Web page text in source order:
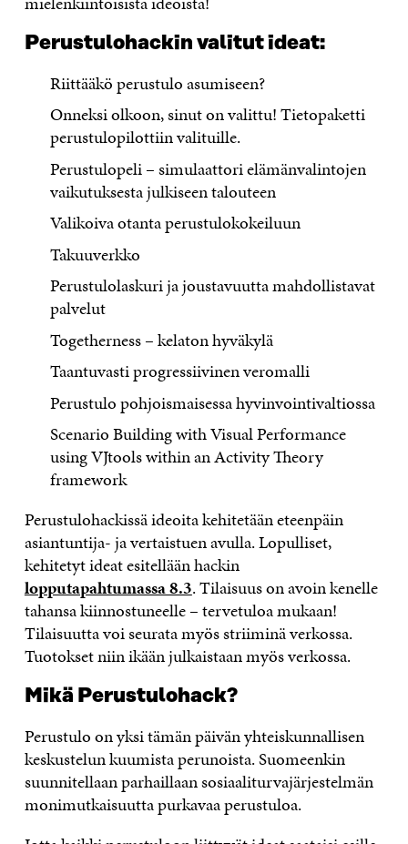
Perustulohackin valitut ideat:
Riittääkö perustulo asumiseen?
Onneksi olkoon, sinut on valittu! Tietopaketti
perustulopilottiin valituille.
Perustulopeli – simulaattori elämänvalintojen
vaikutuksesta julkiseen talouteen
Valikoiva otanta perustulokokeiluun
Takuuverkko
Perustulolaskuri ja joustavuutta mahdollistavat
palvelut
Togetherness – kelaton hyväkylä
Taantuvasti progressiivinen veromalli
Perustulo pohjoismaisessa hyvinvointivaltiossa
Scenario Building with Visual Performance
using VJtools within an Activity Theory
framework
Perustulohackissä ideoita kehitetään eteenpäin
asiantuntija- ja vertaistuen avulla. Lopulliset,
kehitetyt ideat esitellään hackin
lopputapahtumassa 8.3. Tilaisuus on avoin kenelle
tahansa kiinnostuneelle – tervetuloa mukaan!
Tilaisuutta voi seurata myös striiminä verkossa.
Tuotokset niin ikään julkaistaan myös verkossa.
Mikä Perustulohack?
Perustulo on yksi tämän päivän yhteiskunnallisen
keskustelun kuumista perunoista. Suomeenkin
suunnitellaan parhaillaan sosiaaliturvajärjestelmän
monimutkaisuutta purkavaa perustuloa.